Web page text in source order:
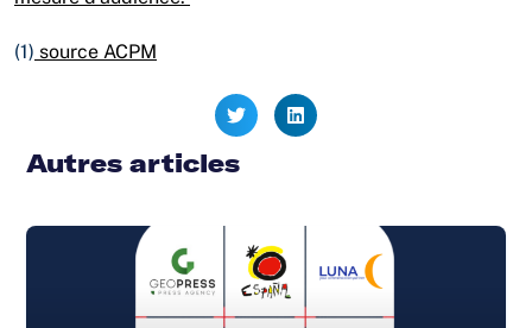
(1) source ACPM
Autres articles